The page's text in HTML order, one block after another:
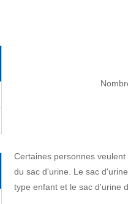
Certaines personnes
du sac d'urine. Le sac
type enfant et le sac d'urine